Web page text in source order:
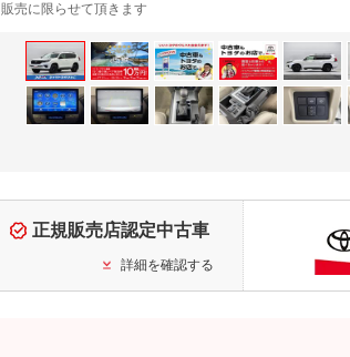
販売に限らせて頂きます
正規販売店認定中古車
詳細を確認する